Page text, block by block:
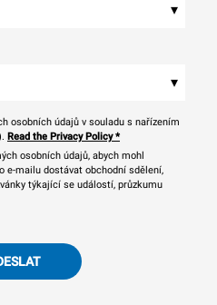
▾
▾
osobních údajů v souladu s nařízením
Read the Privacy Policy*
osobních údajů, abych mohl
e-mailu dostávat obchodní sdělení,
týkající se událostí, průzkumu